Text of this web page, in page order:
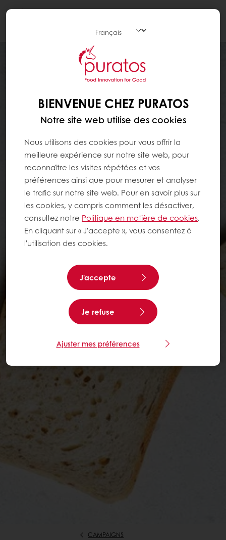
CAMPAIGNS
BIENVENUE CHEZ PURATOS
Notre site web utilise des cookies
Nous utilisons des cookies pour vous offrir la
meilleure expérience sur notre site web, pour
reconnaître les visites répétées et vos
préférences ainsi que pour mesurer et analyser
le trafic sur notre site web. Pour en savoir plus sur
les cookies, y compris comment les désactiver,
consultez notre Politique en matière de cookies.
En cliquant sur « J'accepte », vous consentez à
l'utilisation des cookies.
J'accepte
Je refuse
Ajuster mes préférences